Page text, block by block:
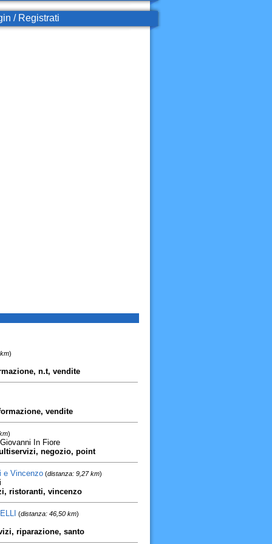
/ Registrati
)
n.t, vendite
vendite
)
In Fiore
negozio, point
e Vincenzo(distanza: 9,27 km)
ristoranti, vincenzo
(distanza: 46,50 km)
riparazione, santo